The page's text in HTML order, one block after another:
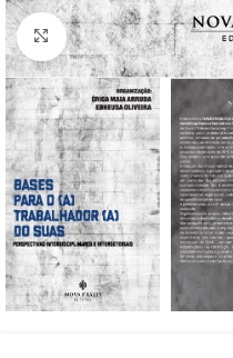
Click to enlarge